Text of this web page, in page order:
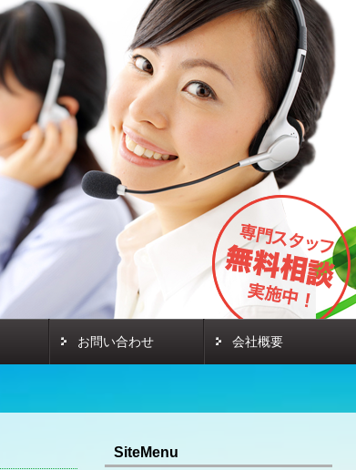
お問い合わせ 会社概要
SiteMenu